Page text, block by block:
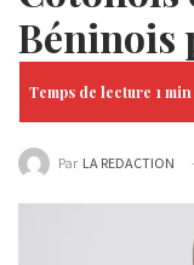
Béninois
Par LA REDACTION